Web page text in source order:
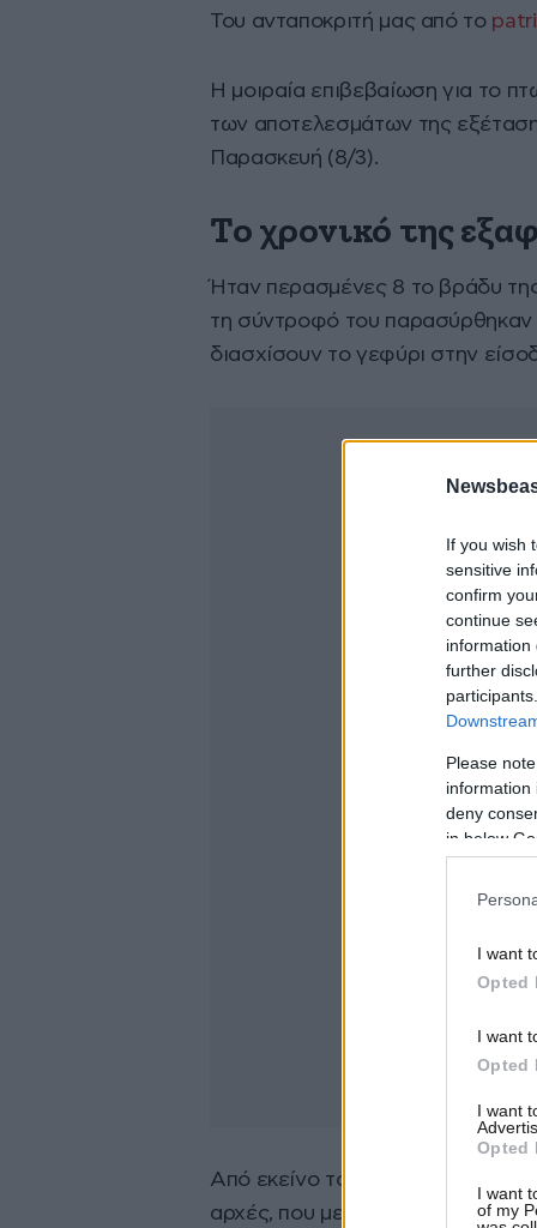
If you wish
sensitive
confirm
continue
information
further
Please
information
deny
in below
I want
Opted
I want
Opted
I want
Opted
I want
of my
Του ανταποκριτή μας από το
Η μοιραία επιβεβαίωση για το
των αποτελεσμάτων της
Παρασκευή (8/3).
Το χρονικό της
Ήταν περασμένες 8 το βράδυ
τη σύντροφό του
διασχίσουν το γεφύρι στην
Από εκείνο το βράδυ ξεκίνησε
αρχές, που με ισχυρή παρουσία